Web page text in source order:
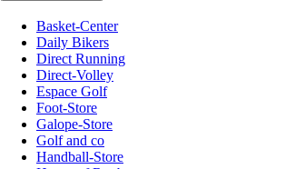
Basket-Center
Daily Bikers
Direct Running
Direct-Volley
Espace Golf
Foot-Store
Galope-Store
Golf and co
Handball-Store